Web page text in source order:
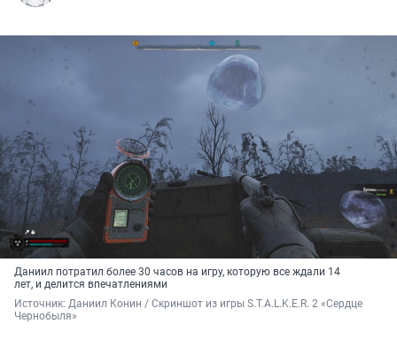
Даниил потратил более 30 часов на игру, которую все ждали 14
лет, и делится впечатлениями
Источник: Даниил Конин / Скриншот из игры S.T.A.L.K.E.R. 2 «Сердце
Чернобыля»